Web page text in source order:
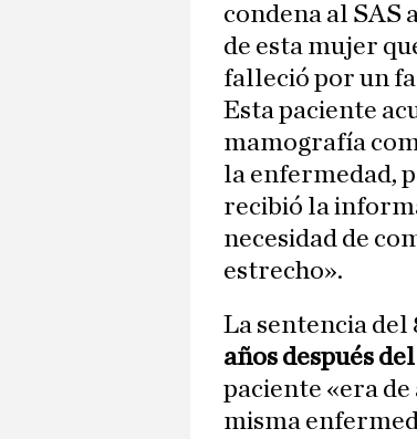
condena al SAS
de esta mujer
falleció por un
Esta paciente
mamografía
la enfermedad,
recibió la
necesidad de
estrecho».
La sentencia del
años después
paciente «era
misma